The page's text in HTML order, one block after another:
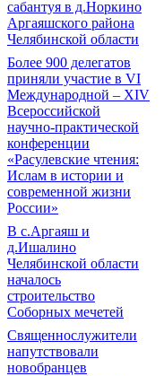
сабантуя в д.Норкино
Аргаяшского района
Челябинской области
Более 900 делегатов
приняли участие в VI
Международной – ХIV
Всероссийской
научно-практической
конференции
«Расулевские чтения:
Ислам в истории и
современной жизни
России»
В с.Аргаяш и
д.Ишалино
Челябинской области
началось
строительство
Соборных мечетей
Священнослужители
напутствовали
новобранцев